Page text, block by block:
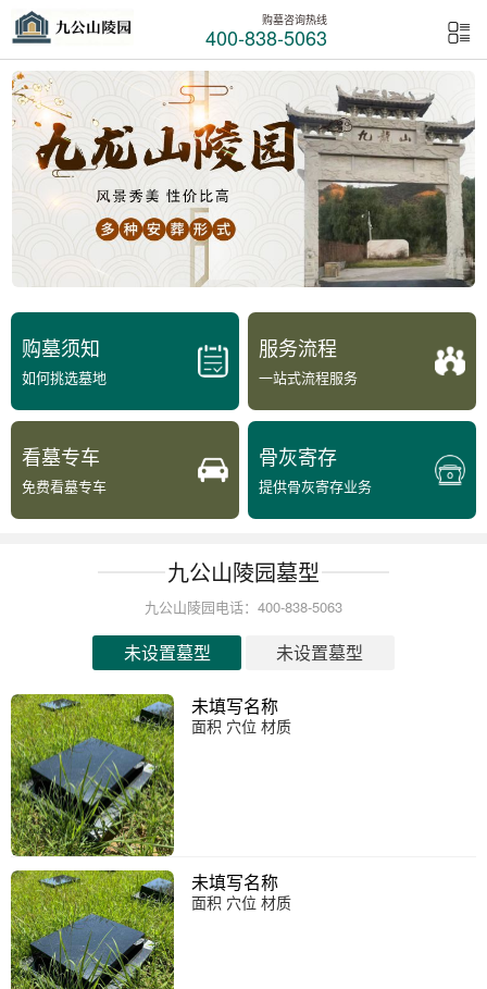
购墓咨询热线
400-838-5063
购墓须知
如何挑选墓地
服务流程
一站式流程服务
看墓专车
免费看墓专车
骨灰寄存
提供骨灰寄存业务
九公山陵园墓型
九公山陵园电话：400-838-5063
未设置墓型 未设置墓型
未填写名称
面积 穴位 材质
未填写名称
面积 穴位 材质